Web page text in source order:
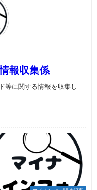
報収集係
等に関する情報を収集し